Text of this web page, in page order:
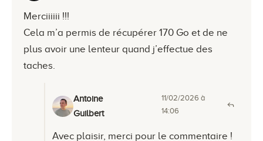
Merciiiiii !!!
Cela m’a permis de récupérer 170 Go et de ne
plus avoir une lenteur quand j’effectue des
taches.
Antoine
Guilbert
11/02/2026 à
14:06
Avec plaisir, merci pour le commentaire !